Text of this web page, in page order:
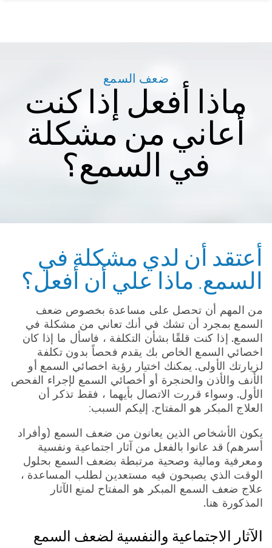
ضعف السمع
ماذا أفعل إذا كنت
أعاني من مشكلة
في السمع؟
أعتقد أن لدي مشكلة في
السمع. ماذا علي أن أفعل؟
من المهم أن تحصل على مساعدة بخصوص ضعف
السمع بمجرد أن تشك في أنك تعاني من مشكلة في
السمع. إذا كنت قلقًا بشأن التكلفة ، فاسأل ما إذا كان
اخصائي السمع الخاص بك يقدم فحصاً بدون تكلفة
لزيارتك الأولى. يمكنك اختيار رؤية اخصائي السمع أو
الأنف والأذن والحنجرة أو أخصائي السمع لإجراء الفحص
الأول. وسواء قررت الاتصال بأيهما ، فقط تذكر أن
العلاج المبكر هو المفتاح. إليكم السبب:
يكون الأشخاص الذين يعانون من ضعف السمع (وأفراد
أسرهم) قد عانوا بالفعل من آثار اجتماعية ونفسية
ومعرفية ومالية وصحية مرتبطة بضعف السمع بحلول
الوقت الذي يصبحون فيه مستعدين لطلب المساعدة ،
علاج ضعف السمع المبكر هو المفتاح لمنع الآثار
المذكورة هنا.
الآثار الاجتماعية والنفسية لضعف السمع